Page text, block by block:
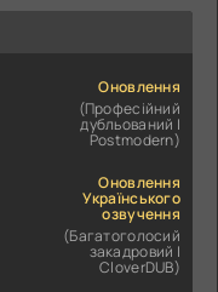
Оновлення
(Професійний
дубльований |
Postmodern)
Оновлення
Українського
озвучення
(Багатоголосий
закадровий |
CloverDUB)